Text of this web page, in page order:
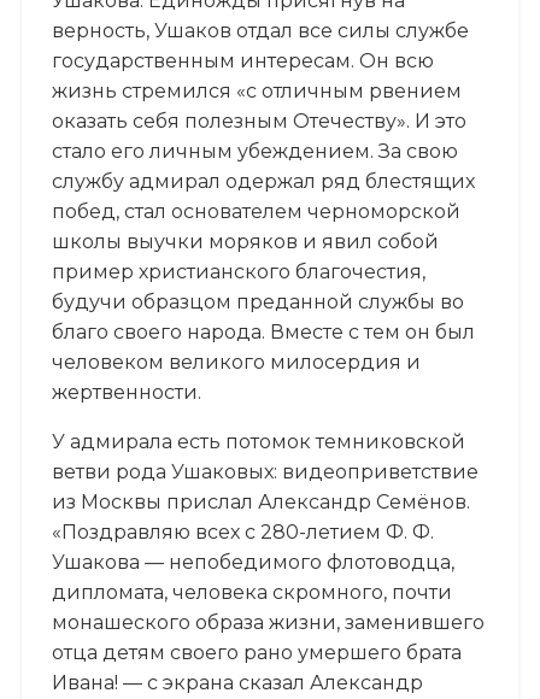
верность, Ушаков отдал все силы службе
государственным интересам. Он всю
жизнь стремился «с отличным рвением
оказать себя полезным Отечеству». И это
стало его личным убеждением. За свою
службу адмирал одержал ряд блестящих
побед, стал основателем черноморской
школы выучки моряков и явил собой
пример христианского благочестия,
будучи образцом преданной службы во
благо своего народа. Вместе с тем он был
человеком великого милосердия и
жертвенности.
У адмирала есть потомок темниковской
ветви рода Ушаковых: видеоприветствие
из Москвы прислал Александр Семёнов.
«Поздравляю всех с 280-летием Ф. Ф.
Ушакова — непобедимого флотоводца,
дипломата, человека скромного, почти
монашеского образа жизни, заменившего
отца детям своего рано умершего брата
Ивана! — с экрана сказал Александр